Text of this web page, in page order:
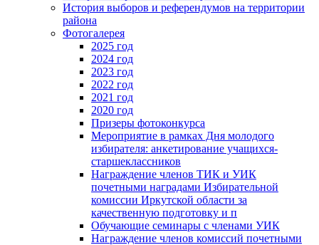
История выборов и референдумов на территории
района
Фотогалерея
2025 год
2024 год
2023 год
2022 год
2021 год
2020 год
Призеры фотоконкурса
Мероприятие в рамках Дня молодого
избирателя: анкетирование учащихся-
старшеклассников
Награждение членов ТИК и УИК
почетными наградами Избирательной
комиссии Иркутской области за
качественную подготовку и п
Обучающие семинары с членами УИК
Награждение членов комиссий почетными